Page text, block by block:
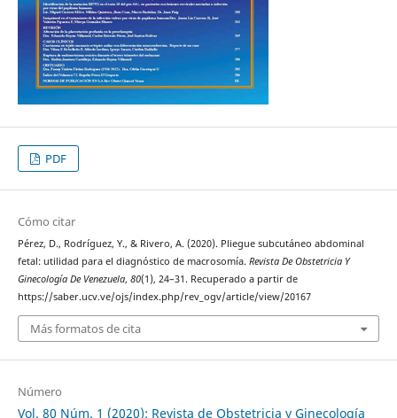
PDF
Cómo citar
Pérez, D., Rodríguez, Y., & Rivero, A. (2020). Pliegue subcutáneo abdominal
fetal: utilidad para el diagnóstico de macrosomía. Revista De Obstetricia Y
Ginecología De Venezuela, 80(1), 24–31. Recuperado a partir de
https://saber.ucv.ve/ojs/index.php/rev_ogv/article/view/20167
Más formatos de cita
Número
Vol. 80 Núm. 1 (2020): Revista de Obstetricia y Ginecología